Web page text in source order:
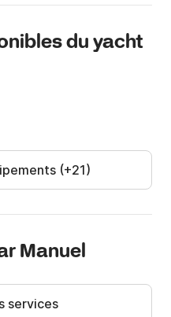
bière et cava
etc.)
Banús
et snorkeling.
inclus ci-dessus
du yacht
(+21)
Manuel
services